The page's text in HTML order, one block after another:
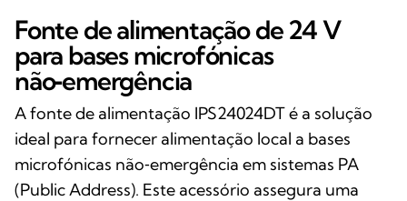
Fonte de alimentação de 24 V
para bases microfónicas
não‑emergência
A fonte de alimentação IPS24024DT é a solução
ideal para fornecer alimentação local a bases
microfónicas não‑emergência em sistemas PA
(Public Address). Este acessório assegura uma